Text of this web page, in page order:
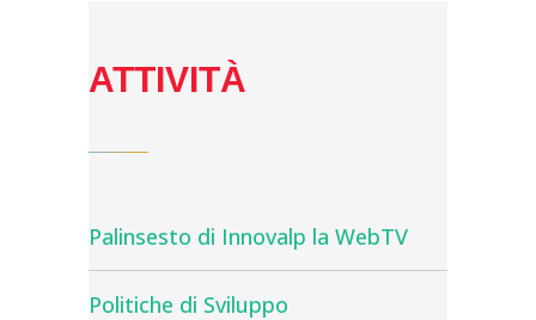
ATTIVITÀ
Palinsesto di Innovalp la WebTV
Politiche di Sviluppo